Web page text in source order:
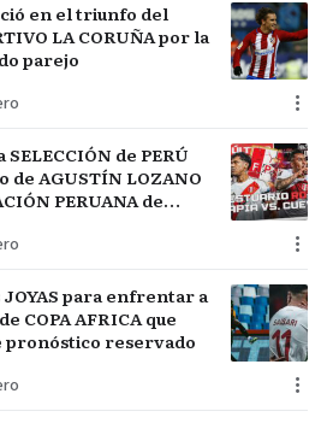
en el triunfo del
LA CORUÑA por la
parejo
de PERÚ
de AGUSTÍN LOZANO
PERUANA de
JOYAS para enfrentar a
COPA AFRICA que
pronóstico reservado